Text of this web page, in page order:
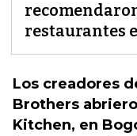
restaurantes
Los creadores
Brothers
Kitchen, en